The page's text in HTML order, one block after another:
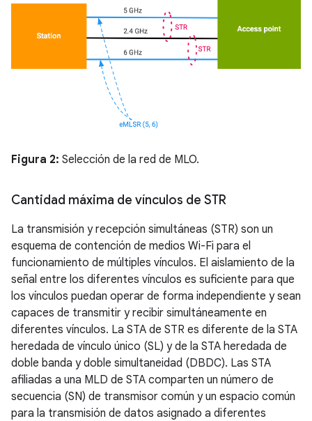
Figura 2: Selección de la red de MLO.
Cantidad máxima de vínculos de STR
La transmisión y recepción simultáneas (STR) son un
esquema de contención de medios Wi-Fi para el
funcionamiento de múltiples vínculos. El aislamiento de la
señal entre los diferentes vínculos es suficiente para que
los vínculos puedan operar de forma independiente y sean
capaces de transmitir y recibir simultáneamente en
diferentes vínculos. La STA de STR es diferente de la STA
heredada de vínculo único (SL) y de la STA heredada de
doble banda y doble simultaneidad (DBDC). Las STA
afiliadas a una MLD de STA comparten un número de
secuencia (SN) de transmisor común y un espacio común
para la transmisión de datos asignado a diferentes